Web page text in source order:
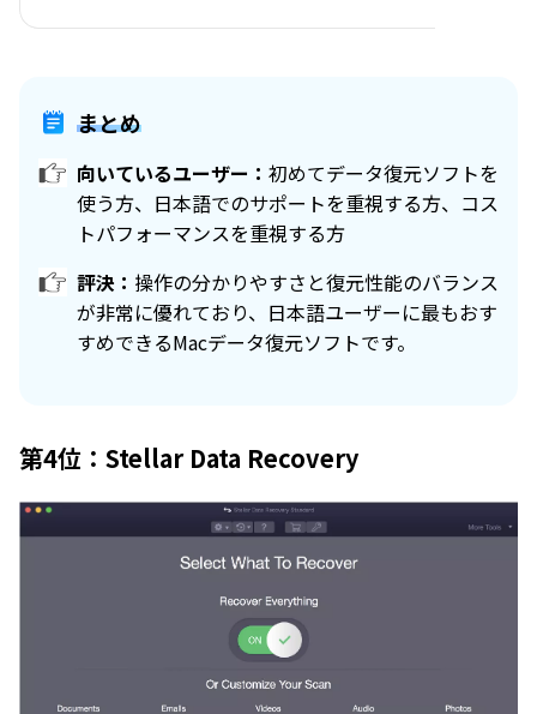
まとめ
向いているユーザー： 初めてデータ復元ソフトを
使う方、日本語でのサポートを重視する方、コス
トパフォーマンスを重視する方
評決： 操作の分かりやすさと復元性能のバランス
が非常に優れており、日本語ユーザーに最もおす
すめできるMacデータ復元ソフトです。
第4位：Stellar Data Recovery